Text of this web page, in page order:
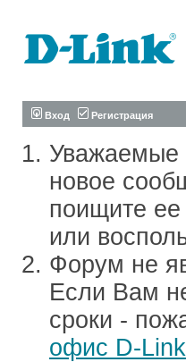
Вход Регистрация
Уважаемые
новое
поищите
или
Форум не
Если Вам
сроки -
офис D-